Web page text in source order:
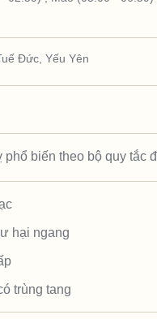
Đức Yếu Yên
biến theo bộ quy tắc
hại ngang
trùng tang